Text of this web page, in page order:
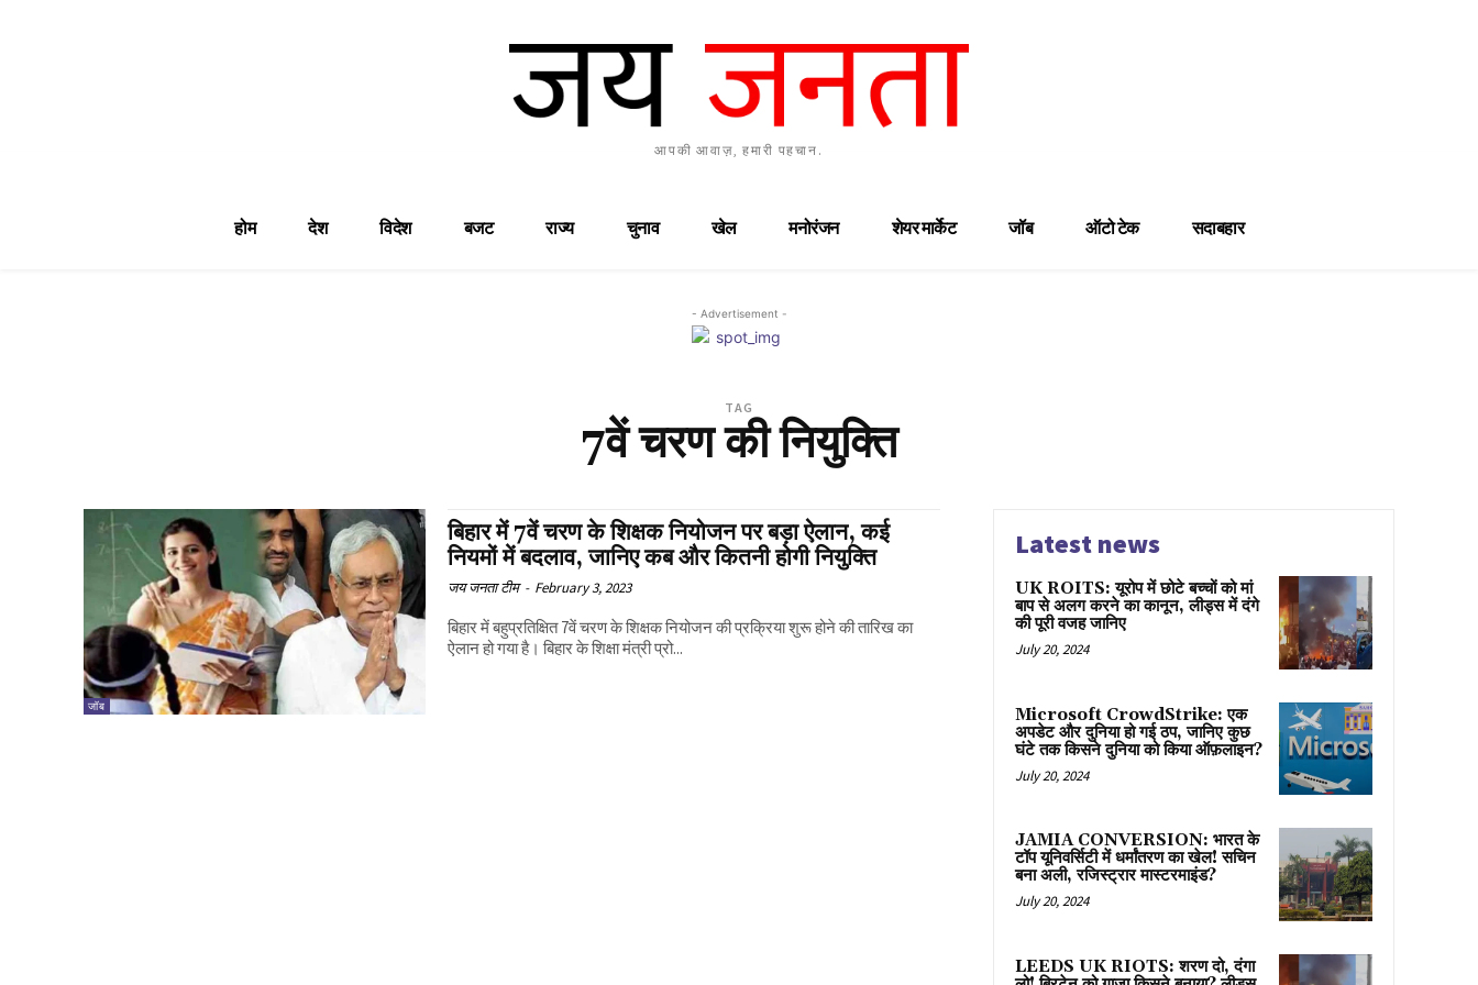
आपकी आवाज़, हमारी पहचान.
होम देश विदेश बजट राज्य चुनाव खेल मनोरंजन शेयर मार्केट जॉब ऑटो टेक सदाबहार
- Advertisement -
TAG
7वें चरण की नियुक्ति
जॉब
बिहार में 7वें चरण के शिक्षक नियोजन पर बड़ा ऐलान, कई
नियमों में बदलाव, जानिए कब और कितनी होगी नियुक्ति
जय जनता टीम - February 3, 2023
बिहार में बहुप्रतिक्षित 7वें चरण के शिक्षक नियोजन की प्रक्रिया शुरू होने की तारिख का
ऐलान हो गया है। बिहार के शिक्षा मंत्री प्रो...
Latest news
UK ROITS: यूरोप में छोटे बच्चों को मां
बाप से अलग करने का कानून, लीड्स में दंगे
की पूरी वजह जानिए
July 20, 2024
Microsoft CrowdStrike: एक
अपडेट और दुनिया हो गई ठप, जानिए कुछ
घंटे तक किसने दुनिया को किया ऑफ़लाइन?
July 20, 2024
JAMIA CONVERSION: भारत के
टॉप यूनिवर्सिटी में धर्मांतरण का खेल! सचिन
बना अली, रजिस्ट्रार मास्टरमाइंड?
July 20, 2024
LEEDS UK RIOTS: शरण दो, दंगा